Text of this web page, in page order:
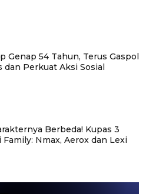
Genap 54 Tahun, Terus Gaspol
dan Perkuat Aksi Sosial
Berbeda! Kupas 3
Nmax, Aerox dan Lexi